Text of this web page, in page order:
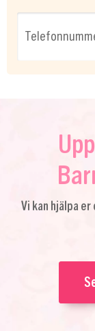
Vi kan hjälpa